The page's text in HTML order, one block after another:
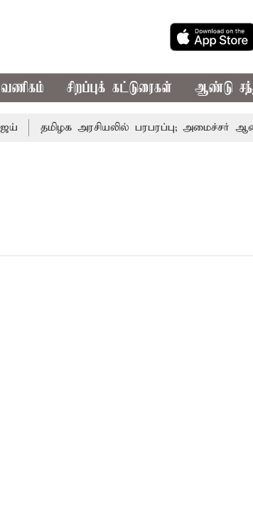
வணிகம் சிறப்புக் கட்டுரைகள் ஆண்டு
தமிழக அரசியலில் பரபரப்பு; அமைச்சர்